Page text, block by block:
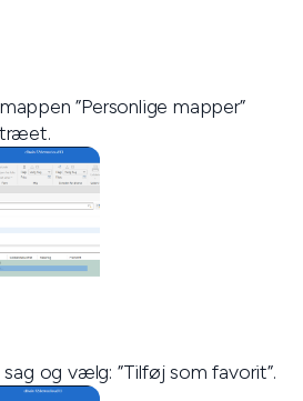
”Personlige mapper”
og vælg: ”Tilføj som favorit”.